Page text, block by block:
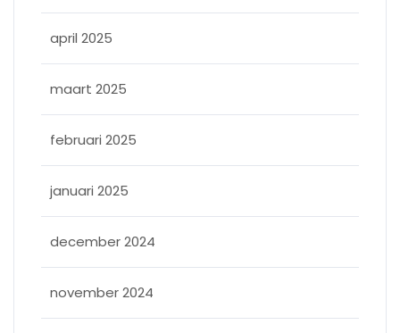
april 2025
maart 2025
februari 2025
januari 2025
december 2024
november 2024